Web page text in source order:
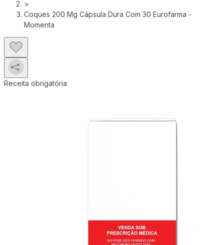
>
Coques 200 Mg Cápsula Dura Com 30 Eurofarma -
Momenta
Receita obrigatória